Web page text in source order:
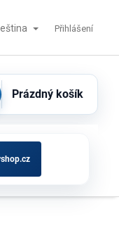
Kontakty Přihlášení
Prázdný košík